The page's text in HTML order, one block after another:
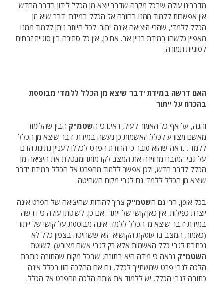
מדברינו עולה שבכל מקרה שדבר יוצא מן הכלל לידון בדבר החדש
אין אפשרות ללמוד ממנו בחזרה אל הכלל במידת 'דבר שיא מן
הכלל ללמד', שהרי היציאה אינה ייתור. לכל היותר ניתן ללמוד ממנו
מאפיין כלשהו במידת בניין אב. אם כן, אין כל סתירה בין סוגיית זבחים
לסוגיית תמורה.
האם דרשה במידת 'דבר שיצא מן הכלל ללמד' מבוססת
בהכרח על ייתור
והנה, על אף כל האמור לעיל, ראינו כי השטמ"ק הבין שהלימוד
מאשם מצורע לכלל האשמות כן נעשה במידת 'דבר שיצא מן הכלל
ללמד'. נראה שהוא סובר כי החזרת הפרט לכללו לעניין נתינת הדם
על גבי המזבח מחזירה את המצב לקדמותו ומבטלת את היציאה מן
הכלל לדבר חדש, ולכן אפשר ללמוד מהפרט אל הכלל במידת 'דבר
שיצא מן הכלל ללמד' גם לגבי מקום השחיטה.
בכל אופן, הרי גם השטמ"ק צריך להודות שהיציאה של הפרט אינה
יוצרת כפילות. אין כאן קושי של ייתור. אם כן, לשיטתו עולה כי דרשה
במידת 'דבר שיצא מן הכלל ללמד' אינה מבוססת על קושי של ייתור
(כאמור, המצב בו עוסקת הקושיא הוא ששחיטה בצפון כלל לא
נכתבת לגבי כלל האשמות אלא רק לגבי אשם מצורע). לשיטת
השטמ"ק נראה כי מידה היא בתורה, שבכל מקום שהתורה כותבת
הלכה לגבי פרט שמשתייך לכלל, גם אם ההלכה הזו בכלל אינה
כתובה לגבי הכלל, יש ללמוד את אותה הלכה מהפרט אל הכלל.